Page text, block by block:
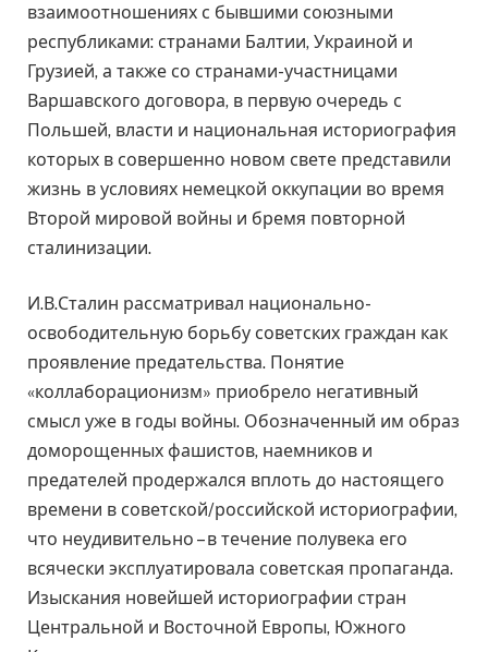
взаимоотношениях с бывшими союзными
республиками: странами Балтии, Украиной и
Грузией, а также со странами-участницами
Варшавского договора, в первую очередь с
Польшей, власти и национальная историография
которых в совершенно новом свете представили
жизнь в условиях немецкой оккупации во время
Второй мировой войны и бремя повторной
сталинизации.
И.В.Сталин рассматривал национально-
освободительную борьбу советских граждан как
проявление предательства. Понятие
«коллаборационизм» приобрело негативный
смысл уже в годы войны. Обозначенный им образ
доморощенных фашистов, наемников и
предателей продержался вплоть до настоящего
времени в советской/российской историографии,
что неудивительно – в течение полувека его
всячески эксплуатировала советская пропаганда.
Изыскания новейшей историографии стран
Центральной и Восточной Европы, Южного